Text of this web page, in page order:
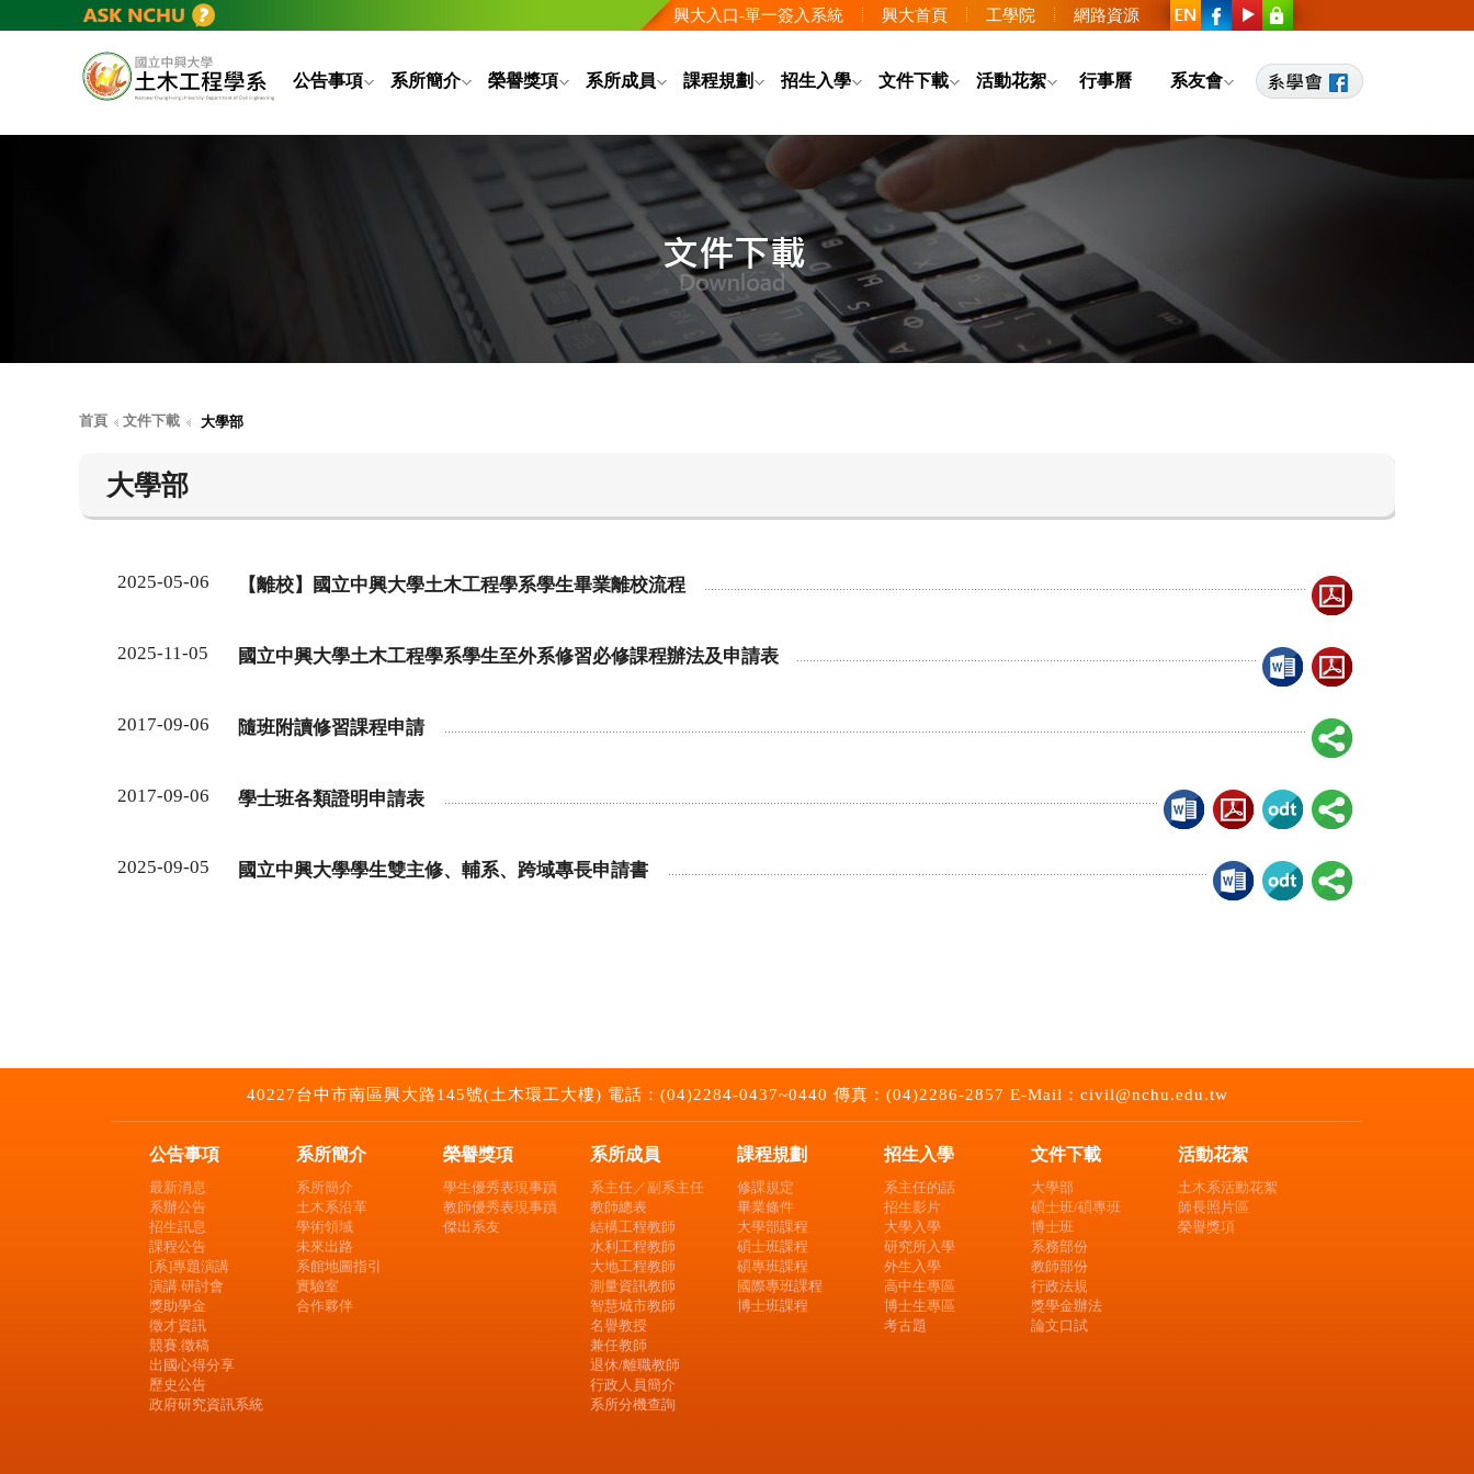
興大入口-單一簽入系統 興大首頁 工學院 網路資源
公告事項 系所簡介 榮譽獎項 系所成員 課程規劃 招生入學 文件下載 活動花絮 行事曆 系友會
40227台中市南區興大路145號(土木環工大樓) 電話：(04)2284-0437~0440 傳真：(04)2286-2857 E-Mail：civil@nchu.edu.tw
公告事項
最新消息
系辦公告
招生訊息
課程公告
[系]專題演講
演講.研討會
獎助學金
徵才資訊
競賽.徵稿
出國心得分享
歷史公告
政府研究資訊系統
系所簡介
系所簡介
土木系沿革
學術領域
未來出路
系館地圖指引
實驗室
合作夥伴
榮譽獎項
學生優秀表現事蹟
教師優秀表現事蹟
傑出系友
系所成員
系主任／副系主任
教師總表
結構工程教師
水利工程教師
大地工程教師
測量資訊教師
智慧城市教師
名譽教授
兼任教師
退休/離職教師
行政人員簡介
系所分機查詢
課程規劃
修課規定
畢業條件
大學部課程
碩士班課程
碩專班課程
國際專班課程
博士班課程
招生入學
系主任的話
招生影片
大學入學
研究所入學
外生入學
高中生專區
博士生專區
考古題
文件下載
大學部
碩士班/碩專班
博士班
系務部份
教師部份
行政法規
獎學金辦法
論文口試
活動花絮
土木系活動花絮
師長照片區
榮譽獎項